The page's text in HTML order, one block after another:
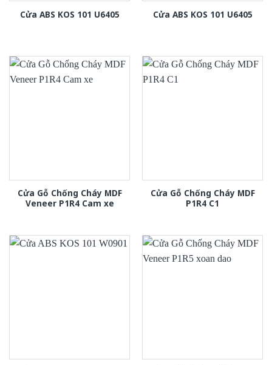
Cửa ABS KOS 101 U6405 Cửa ABS KOS 101 U6405
Cửa Gỗ Chống Cháy MDF
Veneer P1R4 Cam xe
Cửa Gỗ Chống Cháy MDF
P1R4 C1